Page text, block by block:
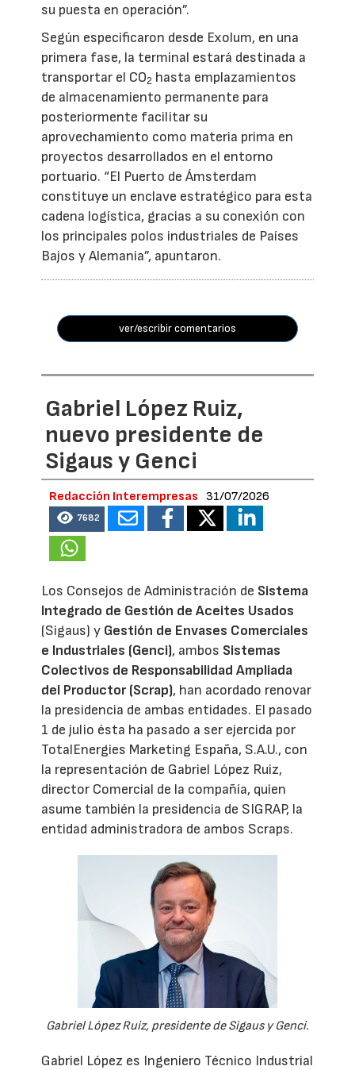
su puesta en operación”.
Según especificaron desde Exolum, en una
primera fase, la terminal estará destinada a
transportar el CO2 hasta emplazamientos
de almacenamiento permanente para
posteriormente facilitar su
aprovechamiento como materia prima en
proyectos desarrollados en el entorno
portuario. “El Puerto de Ámsterdam
constituye un enclave estratégico para esta
cadena logística, gracias a su conexión con
los principales polos industriales de Países
Bajos y Alemania”, apuntaron.
ver/escribir comentarios
Gabriel López Ruiz,
nuevo presidente de
Sigaus y Genci
Redacción Interempresas 31/07/2026
7682
Los Consejos de Administración de Sistema
Integrado de Gestión de Aceites Usados
(Sigaus) y Gestión de Envases Comerciales
e Industriales (Genci), ambos Sistemas
Colectivos de Responsabilidad Ampliada
del Productor (Scrap), han acordado renovar
la presidencia de ambas entidades. El pasado
1 de julio ésta ha pasado a ser ejercida por
TotalEnergies Marketing España, S.A.U., con
la representación de Gabriel López Ruiz,
director Comercial de la compañía, quien
asume también la presidencia de SIGRAP, la
entidad administradora de ambos Scraps.
Gabriel López Ruiz, presidente de Sigaus y Genci.
Gabriel López es Ingeniero Técnico Industrial